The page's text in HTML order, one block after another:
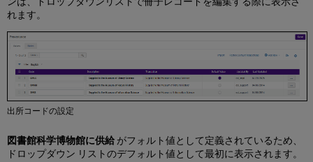
れます。
出所コードの設定
図書館科学博物館に供給 がフォルト値として定義されているため、
ドロップダウン リストのデフォルト値として最初に表示されます。